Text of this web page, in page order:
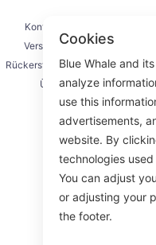
Kontaktiere uns
Versandprozess
Rückerstattungsprozess
Über uns
Cookies
Blue Whale and
analyze
use this
advertisements,
website. By
technologies
You can adjust
or adjusting your
the footer.